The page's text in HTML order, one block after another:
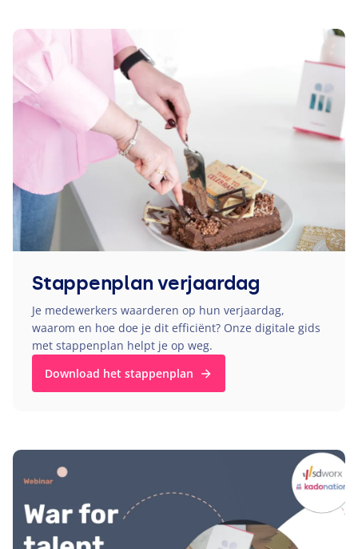
Stappenplan verjaardag
Je medewerkers waarderen op hun verjaardag,
waarom en hoe doe je dit efficiënt? Onze digitale gids
met stappenplan helpt je op weg.
Download het stappenplan